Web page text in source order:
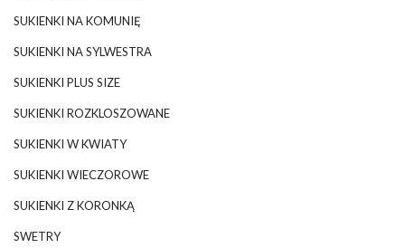
SUKIENKI NA KOMUNIĘ
SUKIENKI NA SYLWESTRA
SUKIENKI PLUS SIZE
SUKIENKI ROZKLOSZOWANE
SUKIENKI W KWIATY
SUKIENKI WIECZOROWE
SUKIENKI Z KORONKĄ
SWETRY